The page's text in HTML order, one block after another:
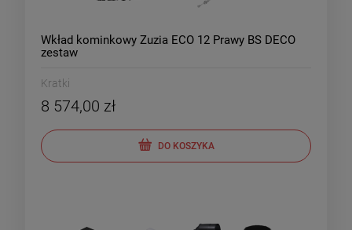
Wkład kominkowy Zuzia ECO 12 Prawy BS DECO
zestaw
Kratki
8 574,00 zł
DO KOSZYKA